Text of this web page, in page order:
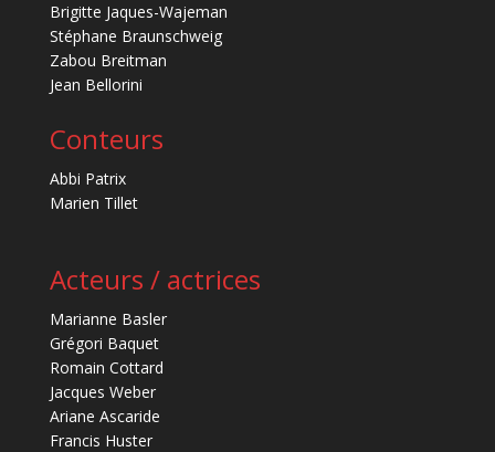
Brigitte Jaques-Wajeman
Stéphane Braunschweig
Zabou Breitman
Jean Bellorini
Conteurs
Abbi Patrix
Marien Tillet
Acteurs / actrices
Marianne Basler
Grégori Baquet
Romain Cottard
Jacques Weber
Ariane Ascaride
Francis Huster